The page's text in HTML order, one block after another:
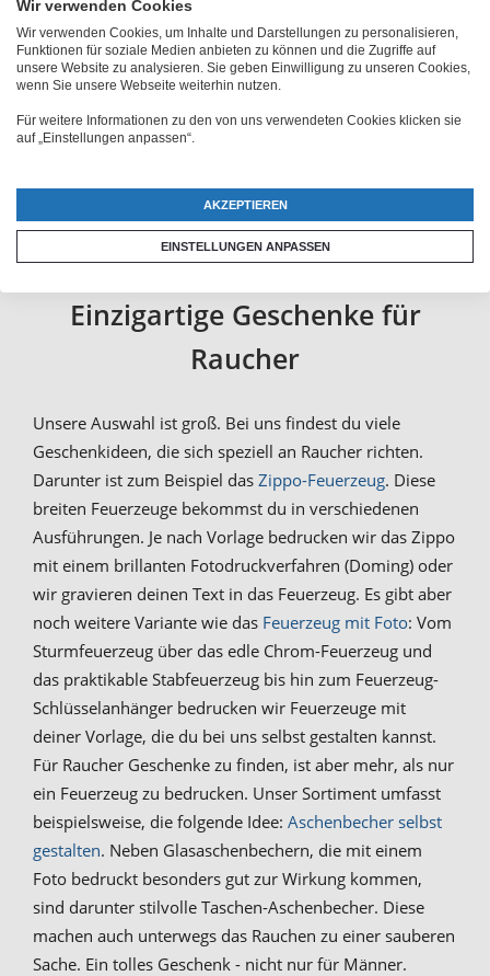
anpassen kannst. Diese personalisierten Geschenke
kommen garantiert an und sind einfach schön. Der
Clou: du kannst diese Produkte selbst anpassen. Dazu
steht dir unser Online-Konfigurator zur Verfügung.
Damit erzeugst du eine professionelle Vorlage, die wir
Geschenk für Raucher mit Namen
mit Bild für Dich.
Einzigartige Geschenke für
Raucher
Unsere Auswahl ist groß. Bei uns findest du viele
Geschenkideen, die sich speziell an Raucher richten.
Darunter ist zum Beispiel das Zippo-Feuerzeug. Diese
breiten Feuerzeuge bekommst du in verschiedenen
Ausführungen. Je nach Vorlage bedrucken wir das Zippo
mit einem brillanten Fotodruckverfahren (Doming) oder
wir gravieren deinen Text in das Feuerzeug. Es gibt aber
noch weitere Variante wie das Feuerzeug mit Foto: Vom
Sturmfeuerzeug über das edle Chrom-Feuerzeug und
das praktikable Stabfeuerzeug bis hin zum Feuerzeug-
Schlüsselanhänger bedrucken wir Feuerzeuge mit
deiner Vorlage, die du bei uns selbst gestalten kannst.
Für Raucher Geschenke zu finden, ist aber mehr, als nur
ein Feuerzeug zu bedrucken. Unser Sortiment umfasst
beispielsweise, die folgende Idee: Aschenbecher selbst
gestalten. Neben Glasaschenbechern, die mit einem
Foto bedruckt besonders gut zur Wirkung kommen,
sind darunter stilvolle Taschen-Aschenbecher. Diese
machen auch unterwegs das Rauchen zu einer sauberen
Sache. Ein tolles Geschenk - nicht nur für Männer.
Wir verwenden Cookies
Wir verwenden Cookies, um Inhalte und Darstellungen zu personalisieren,
Funktionen für soziale Medien anbieten zu können und die Zugriffe auf
unsere Website zu analysieren. Sie geben Einwilligung zu unseren Cookies,
wenn Sie unsere Webseite weiterhin nutzen.
Für weitere Informationen zu den von uns verwendeten Cookies klicken sie
auf „Einstellungen anpassen“.
AKZEPTIEREN
EINSTELLUNGEN ANPASSEN